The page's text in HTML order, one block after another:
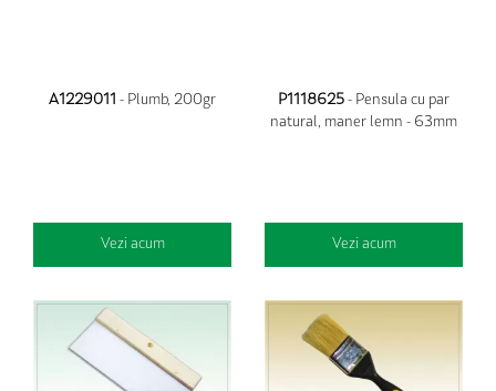
A1229011 - Plumb, 200gr
Vezi acum
P1118625 - Pensula cu par
natural, maner lemn - 63mm
Vezi acum